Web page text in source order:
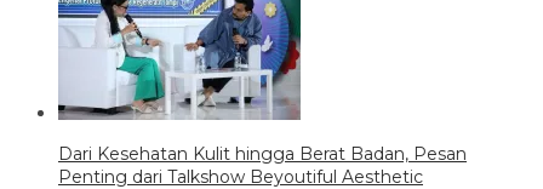
Dari Kesehatan Kulit hingga Berat Badan, Pesan
Penting dari Talkshow Beyoutiful Aesthetic